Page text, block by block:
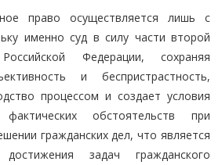
право осуществляется лишь с
именно суд в силу части второй
Федерации, сохраняя
и беспристрастность,
процессом и создает условия
обстоятельств при
гражданских дел, что является
задач гражданского